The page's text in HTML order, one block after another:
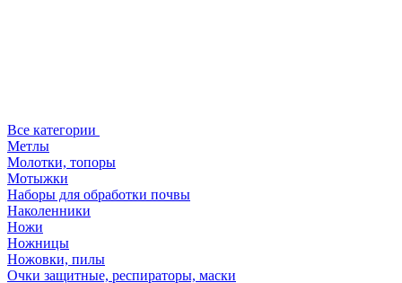
Все категории
Метлы
Молотки, топоры
Мотыжки
Наборы для обработки почвы
Наколенники
Ножи
Ножницы
Ножовки, пилы
Очки защитные, респираторы, маски